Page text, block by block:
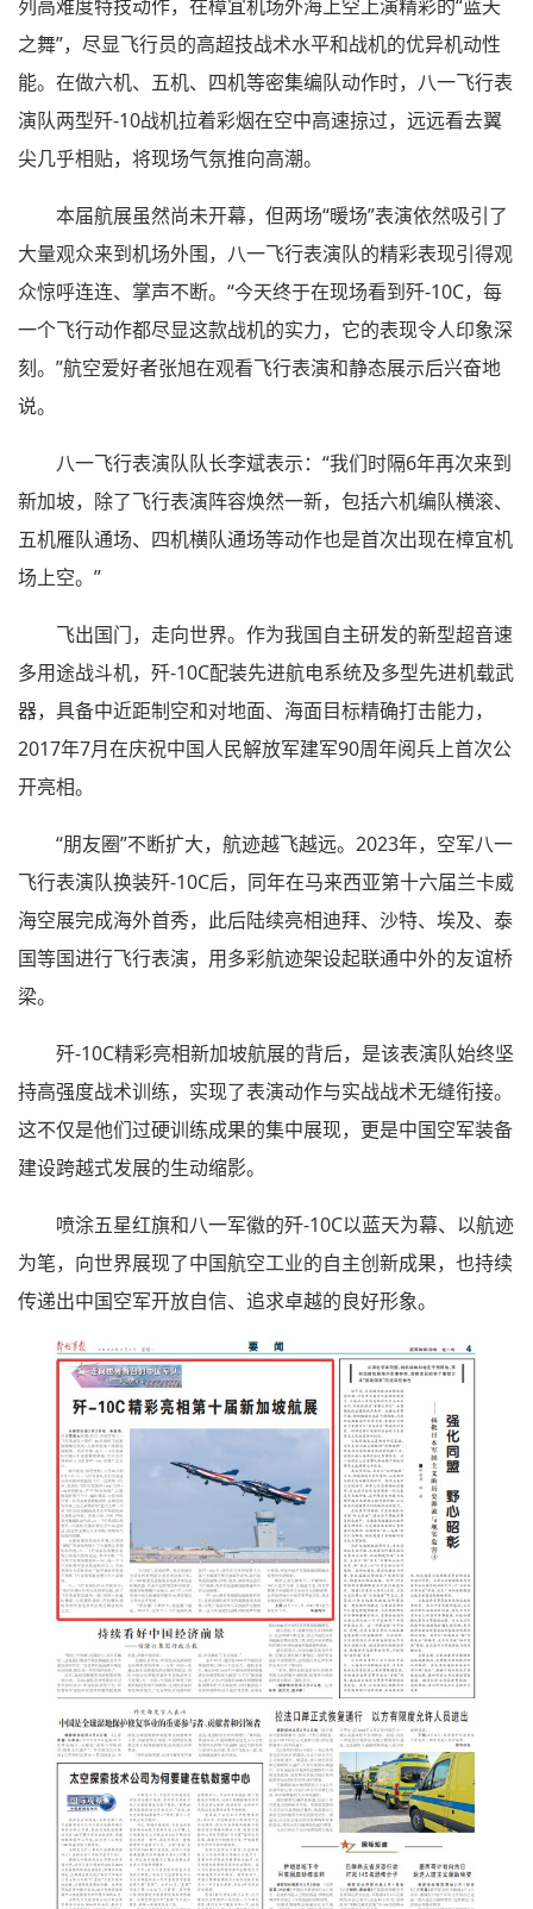
列高难度特技动作，在樟宜机场外海上空上演精彩的“蓝天
之舞”，尽显飞行员的高超技战术水平和战机的优异机动性
能。在做六机、五机、四机等密集编队动作时，八一飞行表
演队两型歼-10战机拉着彩烟在空中高速掠过，远远看去翼
尖几乎相贴，将现场气氛推向高潮。
本届航展虽然尚未开幕，但两场“暖场”表演依然吸引了
大量观众来到机场外围，八一飞行表演队的精彩表现引得观
众惊呼连连、掌声不断。“今天终于在现场看到歼-10C，每
一个飞行动作都尽显这款战机的实力，它的表现令人印象深
刻。”航空爱好者张旭在观看飞行表演和静态展示后兴奋地
说。
八一飞行表演队队长李斌表示：“我们时隔6年再次来到
新加坡，除了飞行表演阵容焕然一新，包括六机编队横滚、
五机雁队通场、四机横队通场等动作也是首次出现在樟宜机
场上空。”
飞出国门，走向世界。作为我国自主研发的新型超音速
多用途战斗机，歼-10C配装先进航电系统及多型先进机载武
器，具备中近距制空和对地面、海面目标精确打击能力，
2017年7月在庆祝中国人民解放军建军90周年阅兵上首次公
开亮相。
“朋友圈”不断扩大，航迹越飞越远。2023年，空军八一
飞行表演队换装歼-10C后，同年在马来西亚第十六届兰卡威
海空展完成海外首秀，此后陆续亮相迪拜、沙特、埃及、泰
国等国进行飞行表演，用多彩航迹架设起联通中外的友谊桥
梁。
歼-10C精彩亮相新加坡航展的背后，是该表演队始终坚
持高强度战术训练，实现了表演动作与实战战术无缝衔接。
这不仅是他们过硬训练成果的集中展现，更是中国空军装备
建设跨越式发展的生动缩影。
喷涂五星红旗和八一军徽的歼-10C以蓝天为幕、以航迹
为笔，向世界展现了中国航空工业的自主创新成果，也持续
传递出中国空军开放自信、追求卓越的良好形象。